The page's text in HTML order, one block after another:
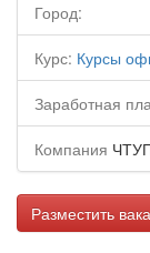
Город:
Курс: Курсы
Заработная
Компания
Разместить